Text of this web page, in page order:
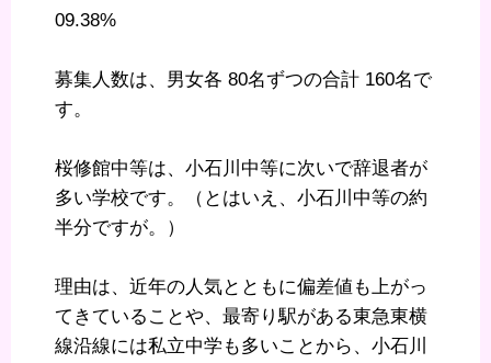
09.38%
募集人数は、男女各 80名ずつの合計 160名で
す。
桜修館中等は、小石川中等に次いで辞退者が
多い学校です。（とはいえ、小石川中等の約
半分ですが。）
理由は、近年の人気とともに偏差値も上がっ
てきていることや、最寄り駅がある東急東横
線沿線には私立中学も多いことから、小石川